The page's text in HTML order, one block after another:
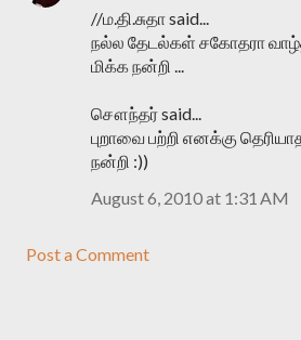
//ம.தி.சுதா said...
நல்ல தேடல்கள் சகோதரா
மிக்க நன்றி ...
சௌந்தர் said...
புறாவை பற்றி எனக்கு
நன்றி :))
August 6, 2010 at 1:31 AM
Post a Comment